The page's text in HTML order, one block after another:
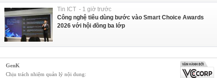
Tin ICT - 1 giờ trước
Công nghệ tiêu dùng bước vào Smart Choice Awards
2026 với hội đồng ba lớp
GenK
Chịu trách nhiệm quản lý nội dung: